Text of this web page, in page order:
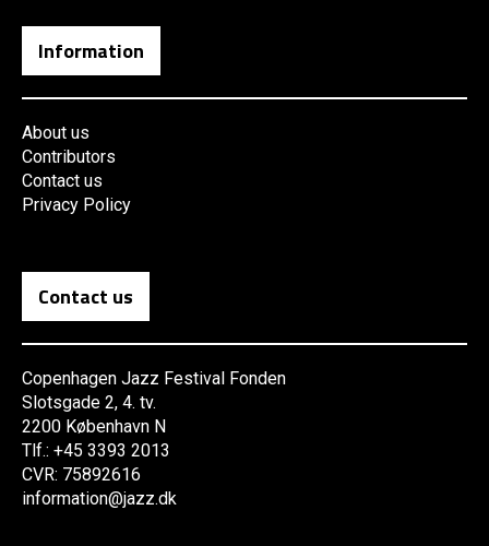
Information
About us
Contributors
Contact us
Privacy Policy
Contact us
Copenhagen Jazz Festival Fonden
Slotsgade 2, 4. tv.
2200 København N
Tlf.: +45 3393 2013
CVR: 75892616
information@jazz.dk